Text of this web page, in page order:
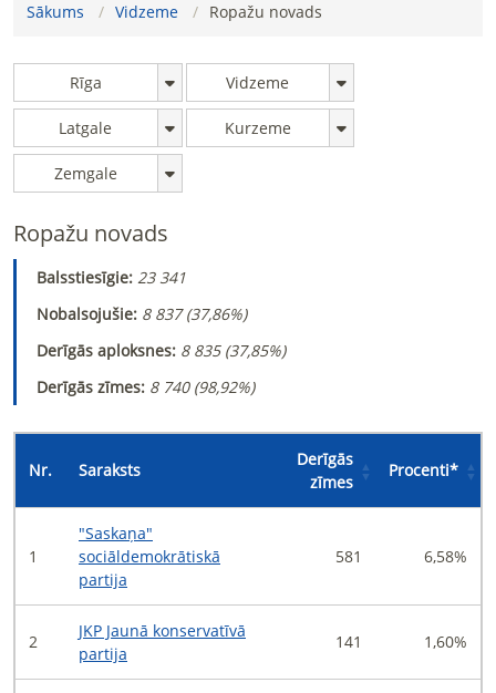
Sākums Vidzeme Ropažu novads
Rīga Vidzeme
Latgale Kurzeme
Zemgale
Ropažu novads
Balsstiesīgie: 23 341
Nobalsojušie: 8 837 (37,86%)
Derīgās aploksnes: 8 835 (37,85%)
Derīgās zīmes: 8 740 (98,92%)
Nr. Saraksts
Derīgās
zīmes
Procenti*
1
"Saskaņa"
sociāldemokrātiskā
partija
581 6,58%
2
JKP Jaunā konservatīvā
partija
141 1,60%